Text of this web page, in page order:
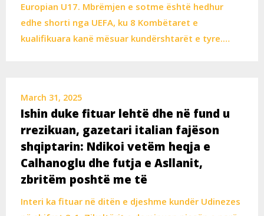
Europian U17. Mbrëmjen e sotme është hedhur
edhe shorti nga UEFA, ku 8 Kombëtaret e
kualifikuara kanë mësuar kundërshtarët e tyre.…
March 31, 2025
Ishin duke fituar lehtë dhe në fund u
rrezikuan, gazetari italian fajëson
shqiptarin: Ndikoi vetëm heqja e
Calhanoglu dhe futja e Asllanit,
zbritëm poshtë me të
Interi ka fituar në ditën e djeshme kundër Udinezes